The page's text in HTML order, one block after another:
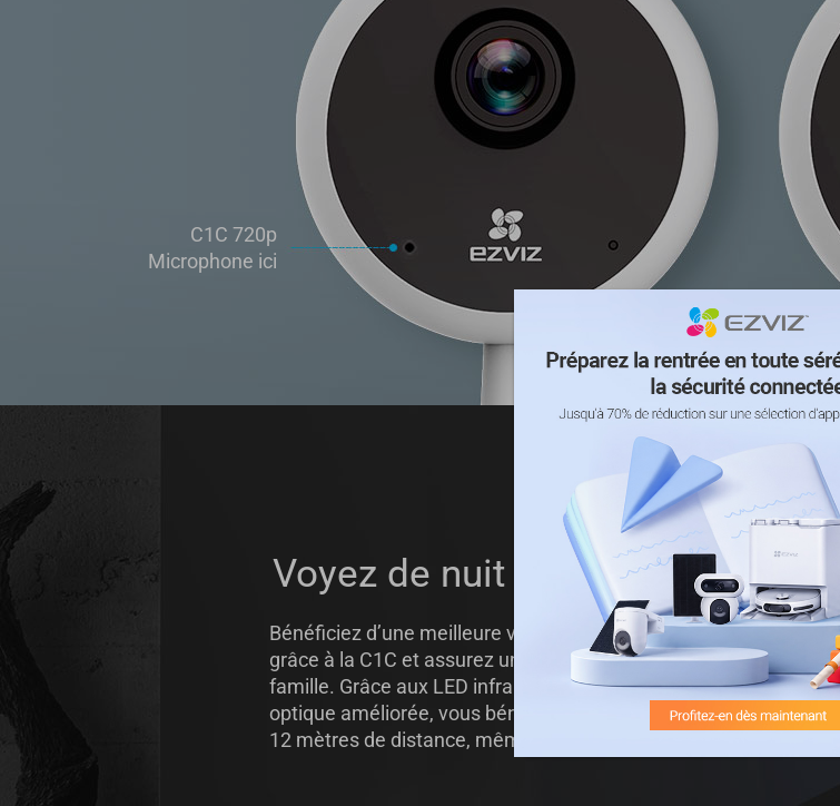
C1C 720p
Microphone ici
Bénéficiez d’une meilleure vision de nuit à des distances accrues
grâce à la C1C et assurez une protection constante de votre
famille. Grâce aux LED infrarouge de pointe et une configuration
optique améliorée, vous bénéficiez d’une vue nette jusqu’à
12 mètres de distance, même dans le noir complet.
Voyez de nuit comme de jour